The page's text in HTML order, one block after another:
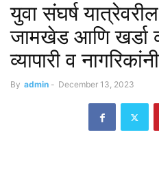
युवा संघर्ष
जामखेड आणि
व्यापारी व
By admin - December 13, 2023